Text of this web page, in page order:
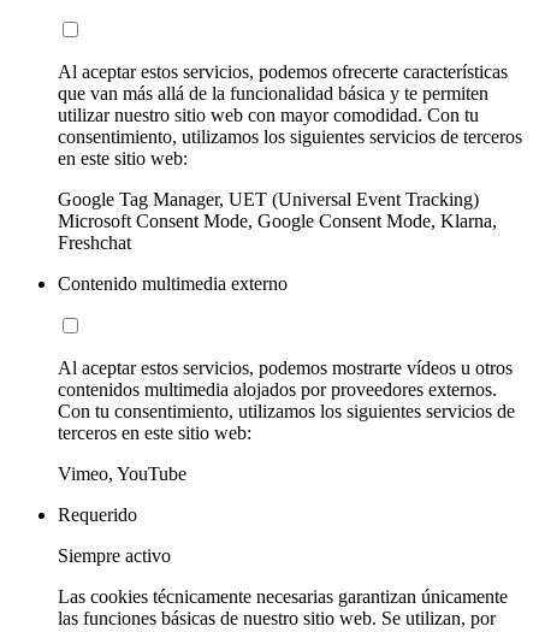
Al aceptar estos servicios, podemos ofrecerte características
que van más allá de la funcionalidad básica y te permiten
utilizar nuestro sitio web con mayor comodidad. Con tu
consentimiento, utilizamos los siguientes servicios de terceros
en este sitio web:
Google Tag Manager, UET (Universal Event Tracking)
Microsoft Consent Mode, Google Consent Mode, Klarna,
Freshchat
Contenido multimedia externo
Al aceptar estos servicios, podemos mostrarte vídeos u otros
contenidos multimedia alojados por proveedores externos.
Con tu consentimiento, utilizamos los siguientes servicios de
terceros en este sitio web:
Vimeo, YouTube
Requerido
Siempre activo
Las cookies técnicamente necesarias garantizan únicamente
las funciones básicas de nuestro sitio web. Se utilizan, por